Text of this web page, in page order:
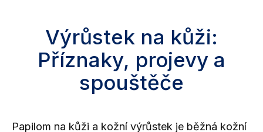
Výrůstek na kůži:
Příznaky, projevy a
spouštěče
Papilom na kůži a kožní výrůstek je běžná kožní